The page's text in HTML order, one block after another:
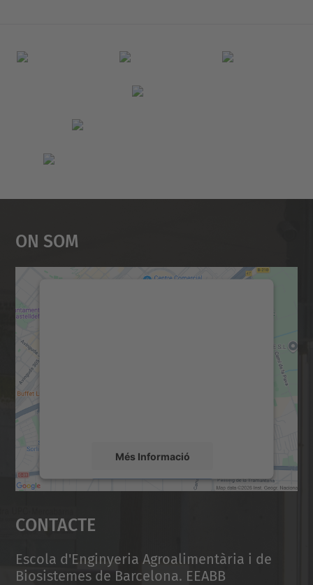
On Som
Més Informació
Accepta
powered by
Contacte
Escola d'Enginyeria Agroalimentària i de
Biosistemes de Barcelona. EEABB